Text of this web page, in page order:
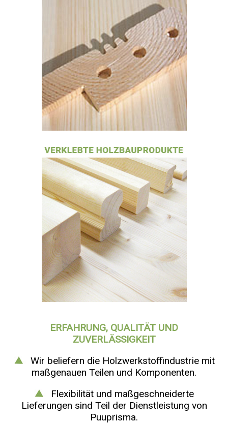
ERFAHRUNG, QUALITÄT UND
ZUVERLÄSSIGKEIT
Wir beliefern die Holzwerkstoffindustrie mit
maßgenauen Teilen und Komponenten.
Flexibilität und maßgeschneiderte
Lieferungen sind Teil der Dienstleistung von
Puuprisma.